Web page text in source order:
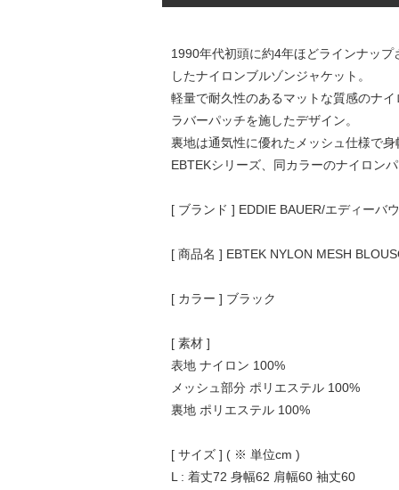
1990年代初頭に約4年ほどラインナッ
したナイロンブルゾンジャケット。
軽量で耐久性のあるマットな質感のナ
ラバーパッチを施したデザイン。
裏地は通気性に優れたメッシュ仕様で
EBTEKシリーズ、同カラーのナイロン
[ ブランド ] EDDIE BAUER/エディーバ
[ 商品名 ] EBTEK NYLON MESH
[ カラー ] ブラック
[ 素材 ]
表地 ナイロン 100%
メッシュ部分 ポリエステル 100%
裏地 ポリエステル 100%
[ サイズ ] ( ※ 単位cm )
L : 着丈72 身幅62 肩幅60 袖丈60